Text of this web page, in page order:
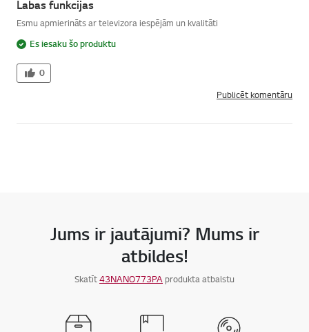
Labas funkcijas
Esmu apmierināts ar televizora iespējām un kvalitāti
Es iesaku šo produktu
0
Publicēt komentāru
Jums ir jautājumi? Mums ir
atbildes!
Skatīt43NANO773PAprodukta atbalstu